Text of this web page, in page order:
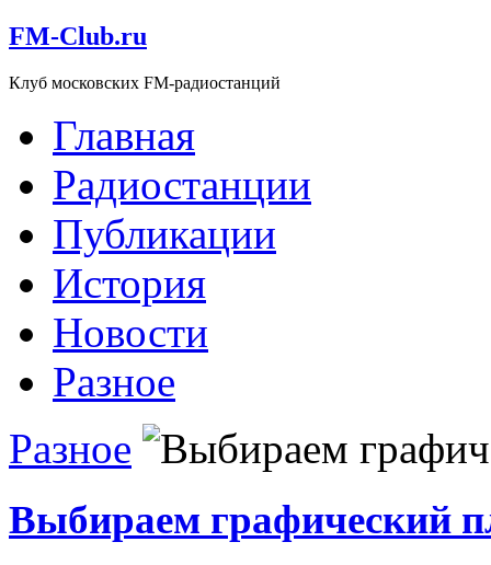
FM-Club.ru
Клуб московских FM-радиостанций
Главная
Радиостанции
Публикации
История
Новости
Разное
Разное
Выбираем графический